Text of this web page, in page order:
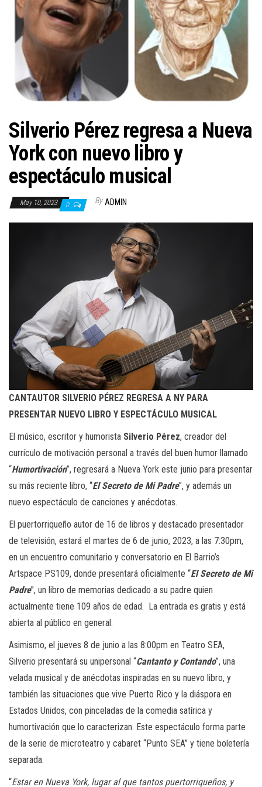
Silverio Pérez regresa a Nueva
York con nuevo libro y
espectáculo musical
May 10, 2023 0 By ADMIN
CANTAUTOR SILVERIO PÉREZ REGRESA A NY PARA
PRESENTAR NUEVO LIBRO Y ESPECTÁCULO MUSICAL
El músico, escritor y humorista Silverio Pérez, creador del
currículo de motivación personal a través del buen humor llamado
“Humortivación”, regresará a Nueva York este junio para presentar
su más reciente libro, “El Secreto de Mi Padre”, y además un
nuevo espectáculo de canciones y anécdotas.
El puertorriqueño autor de 16 de libros y destacado presentador
de televisión, estará el martes de 6 de junio, 2023, a las 7:30pm,
en un encuentro comunitario y conversatorio en El Barrio’s
Artspace PS109, donde presentará oficialmente “El Secreto de Mi
Padre”, un libro de memorias dedicado a su padre quien
actualmente tiene 109 años de edad. La entrada es gratis y está
abierta al público en general.
Asimismo, el jueves 8 de junio a las 8:00pm en Teatro SEA,
Silverio presentará su unipersonal “Cantanto y Contando”, una
velada musical y de anécdotas inspiradas en su nuevo libro, y
también las situaciones que vive Puerto Rico y la diáspora en
Estados Unidos, con pinceladas de la comedia satírica y
humortivación que lo caracterizan. Este espectáculo forma parte
de la serie de microteatro y cabaret “Punto SEA” y tiene boletería
separada.
“Estar en Nueva York, lugar al que tantos puertorriqueños, y